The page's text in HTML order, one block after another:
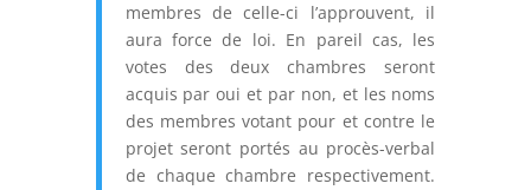
membres de celle-ci l’approuvent, il
aura force de loi. En pareil cas, les
votes des deux chambres seront
acquis par oui et par non, et les noms
des membres votant pour et contre le
projet seront portés au procès-verbal
de chaque chambre respectivement.